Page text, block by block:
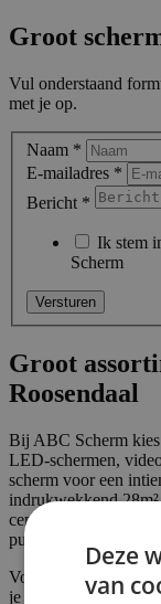
Groot
Vul onderstaand
met je op.
Naam *
E-mailadres *
Bericht *
Ik stem
Scherm
Groot
Roosendaal
Bij ABC Scherm
LED-schermen,
scherm voor een
indrukwekkend
centrum van
publiek past.
Vooraf is het
je een indoor of
Deze
van